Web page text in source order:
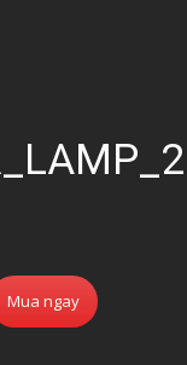
Mua ngay